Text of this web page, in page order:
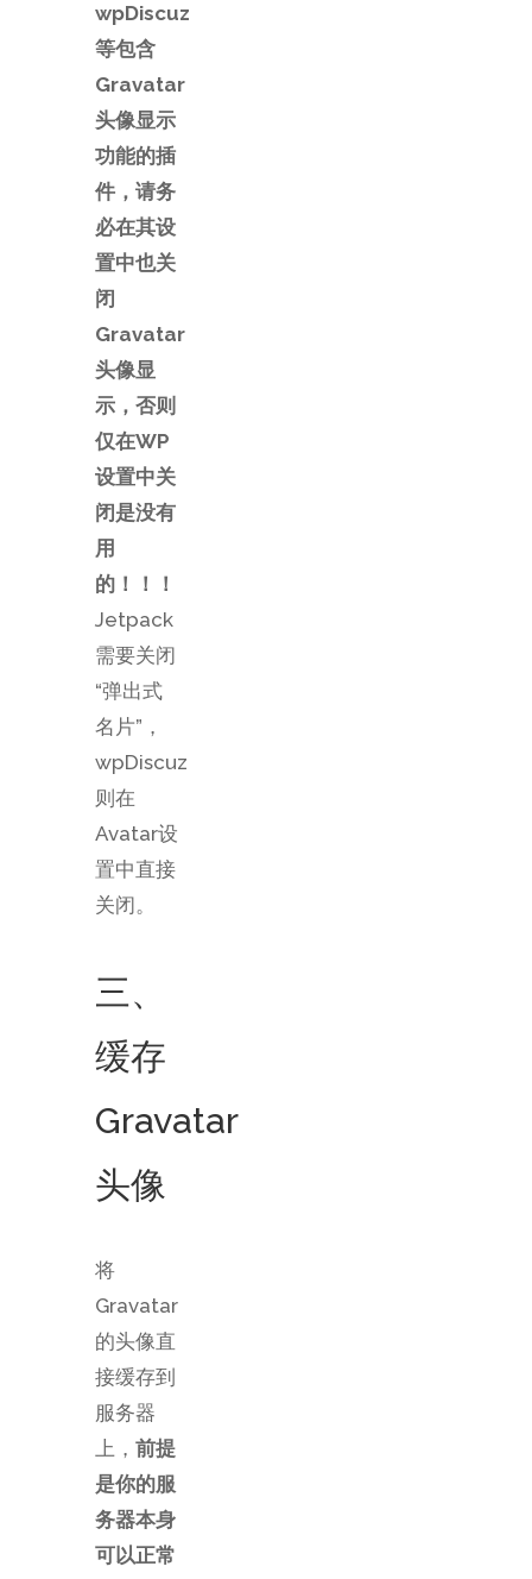
wpDiscuz
等包含
Gravatar
头像显示
功能的插
件，请务
必在其设
置中也关
闭
Gravatar
头像显
示，否则
仅在WP
设置中关
闭是没有
用
的！！！
Jetpack
需要关闭
“弹出式
名片”，
wpDiscuz
则在
Avatar设
置中直接
关闭。
三、
缓存
Gravatar
头像
将
Gravatar
的头像直
接缓存到
服务器
上， 前提
是你的服
务器本身
可以正常